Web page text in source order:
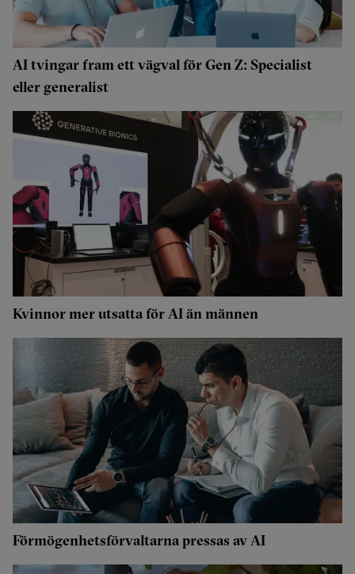
AI tvingar fram ett vägval för Gen Z: Specialist
eller generalist
Kvinnor mer utsatta för AI än männen
Förmögenhetsförvaltarna pressas av AI